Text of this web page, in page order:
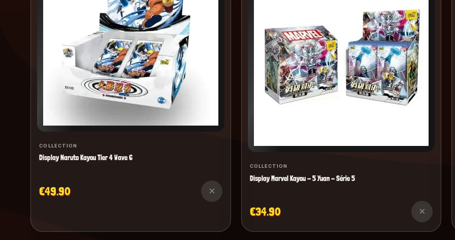
COLLECTION
Display Naruto Kayou Tier 4 Wave 6
€49.90 ×
COLLECTION
Display Marvel Kayou - 5 Yuan - Série 5
€34.90 ×